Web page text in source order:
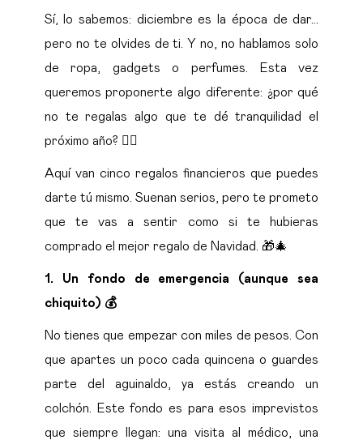
Sí, lo sabemos: diciembre es la época de dar…
pero no te olvides de ti. Y no, no hablamos solo
de ropa, gadgets o perfumes. Esta vez
queremos proponerte algo diferente: ¿por qué
no te regalas algo que te dé tranquilidad el
próximo año? 👌🏻
Aquí van cinco regalos financieros que puedes
darte tú mismo. Suenan serios, pero te prometo
que te vas a sentir como si te hubieras
comprado el mejor regalo de Navidad. 🎁🎄
1. Un fondo de emergencia (aunque sea
chiquito) 💰
No tienes que empezar con miles de pesos. Con
que apartes un poco cada quincena o guardes
parte del aguinaldo, ya estás creando un
colchón. Este fondo es para esos imprevistos
que siempre llegan: una visita al médico, una